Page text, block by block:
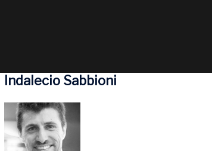
Indalecio Sabbioni